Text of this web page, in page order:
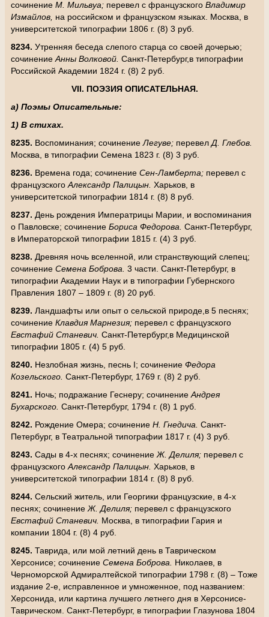
сочинение М. Мильвуа; перевел с французского Владимир
Измайлов, на российском и французском языках. Москва, в
университетской типографии 1806 г. (8) 3 руб.
8234. Утренняя беседа слепого старца со своей дочерью;
сочинение Анны Волковой. Санкт-Петербург,в типографии
Российской Академии 1824 г. (8) 2 руб.
VII. ПОЭЗИЯ ОПИСАТЕЛЬНАЯ.
а) Поэмы Описательные:
1) В стихах.
8235. Воспоминания; сочинение Легуве; перевел Д. Глебов.
Москва, в типографии Семена 1823 г. (8) 3 руб.
8236. Времена года; сочинение Сен-Ламберта; перевел с
французского Александр Палицын. Харьков, в
университетской типографии 1814 г. (8) 8 руб.
8237. День рождения Императрицы Марии, и воспоминания
о Павловске; сочинение Бориса Федорова. Санкт-Петербург,
в Императорской типографии 1815 г. (4) 3 руб.
8238. Древняя ночь вселенной, или странствующий слепец;
сочинение Семена Боброва. 3 части. Санкт-Петербург, в
типографии Академии Наук и в типографии Губернского
Правления 1807 – 1809 г. (8) 20 руб.
8239. Ландшафты или опыт о сельской природе,в 5 песнях;
сочинение Клавдия Марнезия; перевел с французского
Евстафий Станевич. Санкт-Петербург,в Медицинской
типографии 1805 г. (4) 5 руб.
8240. Незлобная жизнь, песнь I; сочинение Федора
Козельского. Санкт-Петербург, 1769 г. (8) 2 руб.
8241. Ночь; подражание Геснеру; сочинение Андрея
Бухарского. Санкт-Петербург, 1794 г. (8) 1 руб.
8242. Рождение Омера; сочинение Н. Гнедича. Санкт-
Петербург, в Театральной типографии 1817 г. (4) 3 руб.
8243. Сады в 4-х песнях; сочинение Ж. Делиля; перевел с
французского Александр Палицын. Харьков, в
университетской типографии 1814 г. (8) 8 руб.
8244. Сельский житель, или Георгики французские, в 4-х
песнях; сочинение Ж. Делиля; перевел с французского
Евстафий Станевич. Москва, в типографии Гария и
компании 1804 г. (8) 4 руб.
8245. Таврида, или мой летний день в Таврическом
Херсонисе; сочинение Семена Боброва. Николаев, в
Черноморской Адмиралтейской типографии 1798 г. (8) – Тоже
издание 2-е, исправленное и умноженное, под названием:
Херсонида, или картина лучшего летнего дня в Херсонисе-
Таврическом. Санкт-Петербург, в типографии Глазунова 1804